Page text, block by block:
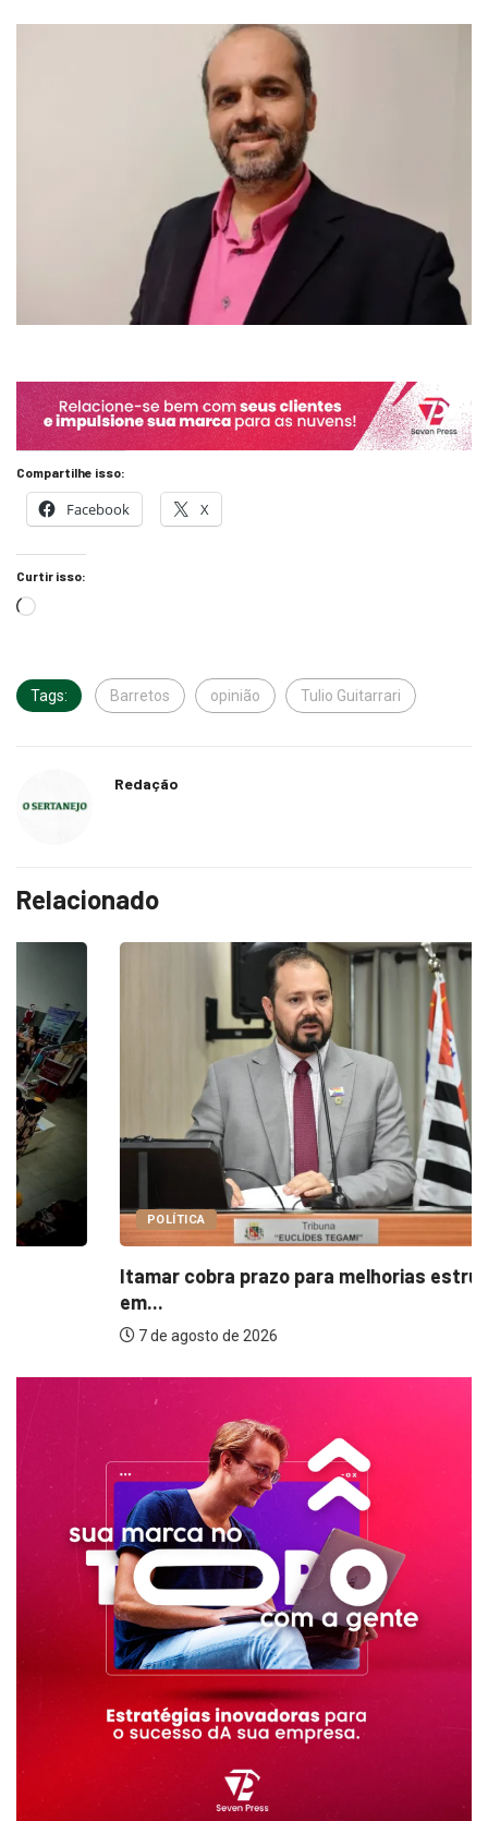
Compartilhe isso:
Facebook X
Curtir isso:
Tags: Barretos opinião Tulio Guitarrari
Redação
Relacionado
POLÍTICA
Itamar cobra prazo para melhorias estruturais
7 de agosto de 2026